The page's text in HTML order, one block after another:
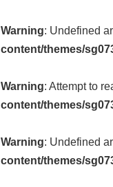
Warning: Undefined
content/themes/
Warning: Attempt to
content/themes/
Warning: Undefined
content/themes/